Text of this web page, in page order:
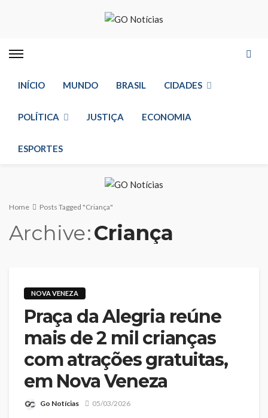
INÍCIO MUNDO BRASIL CIDADES
POLÍTICA JUSTIÇA ECONOMIA
ESPORTES
Home Posts Tagged "Criança"
Archive Criança
NOVA VENEZA
Praça da Alegria reúne
mais de 2 mil crianças
com atrações gratuitas,
em Nova Veneza
Go Notícias 05/03/2026